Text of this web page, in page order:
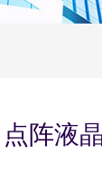
点阵液